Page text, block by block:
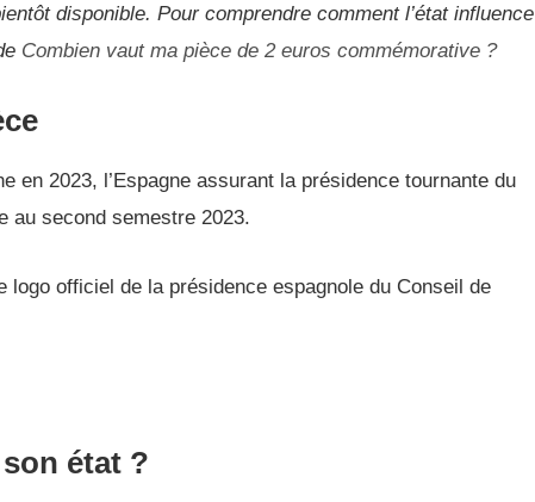
disponible. Pour comprendre comment l’état influence
Combien vaut ma pièce de 2 euros commémorative ?
en 2023, l’Espagne assurant la présidence tournante du
au second semestre 2023.
logo officiel de la présidence espagnole du Conseil de
état ?